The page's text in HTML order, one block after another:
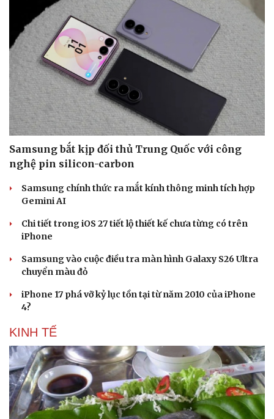
Sức khỏe
Dinh dưỡng - món ngon
Cây thuốc
Sản phụ khoa
Nhi khoa
Nam khoa
Đời sống
Nhà đẹp
Blog
Tình yêu - Gia đình
Samsung bắt kịp đối thủ Trung Quốc với công
nghệ pin silicon-carbon
Samsung chính thức ra mắt kính thông minh tích hợp
Gemini AI
Chi tiết trong iOS 27 tiết lộ thiết kế chưa từng có trên
iPhone
Samsung vào cuộc điều tra màn hình Galaxy S26 Ultra
chuyển màu đỏ
iPhone 17 phá vỡ kỷ lục tồn tại từ năm 2010 của iPhone
4?
KINH TẾ